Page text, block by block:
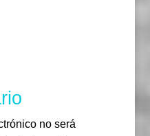
no será